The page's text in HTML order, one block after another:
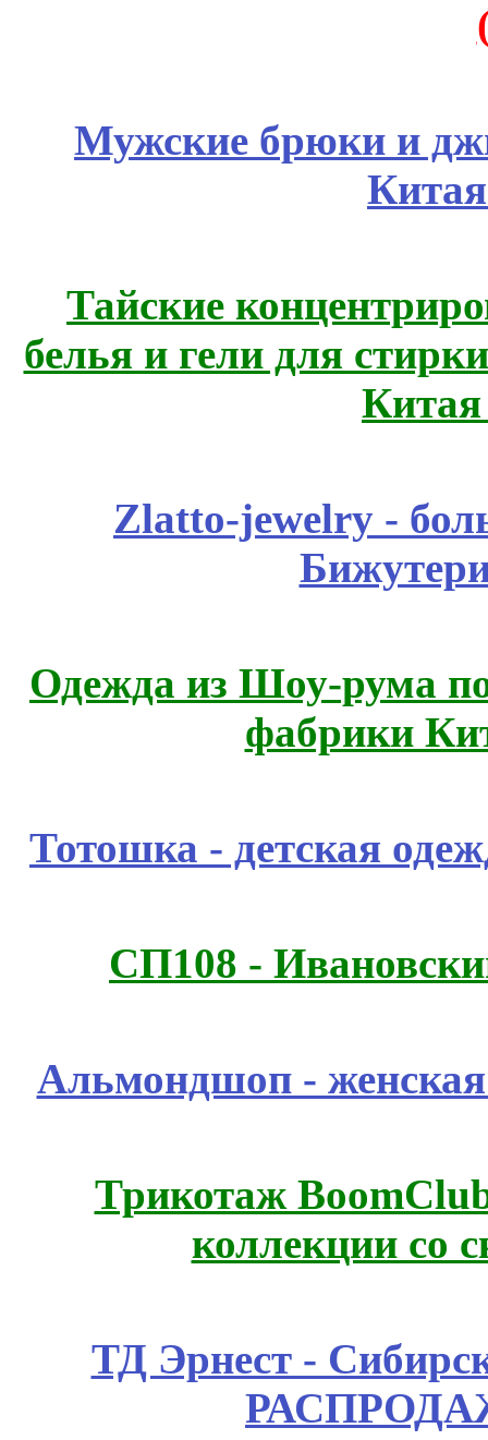
Мужские брюки и
Тайские
белья и гели для
Zlatto-jewelry -
Одежда из Шоу-рума
фабрики
Тотошка - детская
СП108 -
Альмондшоп -
Трикотаж
коллекции со
ТД Эрнест -